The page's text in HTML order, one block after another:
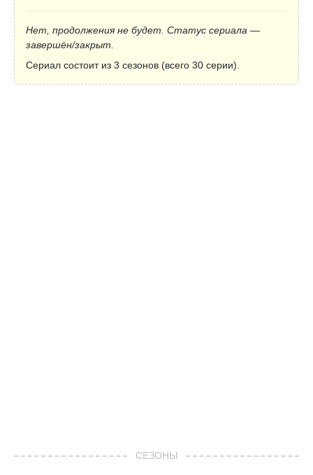
Нет, продолжения не будет. Статус сериала —
завершён/закрыт.
Сериал состоит из 3 сезонов (всего 30 серии).
СЕЗОНЫ